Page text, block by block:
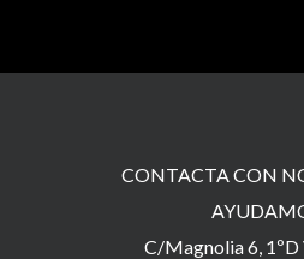
CONTACTA CON
C/Magnolia 6,